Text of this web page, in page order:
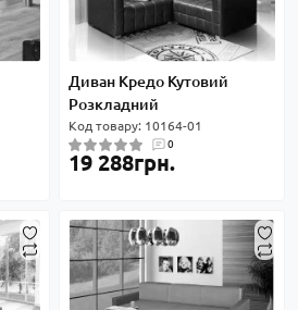
Диван Кредо Кутовий
Розкладний
Код товару: 10164-01
0
19 288грн.